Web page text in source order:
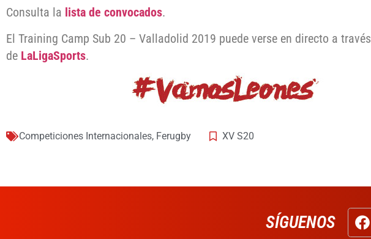
Consulta la lista de convocados.
El Training Camp Sub 20 – Valladolid 2019 puede verse en directo a través
de LaLigaSports.
Competiciones Internacionales, Ferugby XV S20
SÍGUENOS